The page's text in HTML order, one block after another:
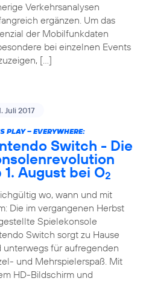
Verkehrsanalysen
ergänzen. Um das
der Mobilfunkdaten
bei einzelnen Events
[…]
Juli 2017
PLAY – EVERYWHERE:
Switch - Die
1. August bei O2
wo, wann und mit
Die im vergangenen Herbst
Spielekonsole
Switch sorgt zu Hause
unterwegs für aufregenden
und Mehrspielerspaß. Mit
HD-Bildschirm und